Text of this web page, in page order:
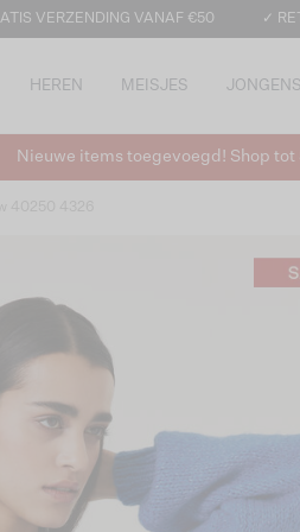
VERZENDING VANAF €50 ✓
HEREN MEISJES JONGENS
Nieuwe items toegevoegd! Shop tot